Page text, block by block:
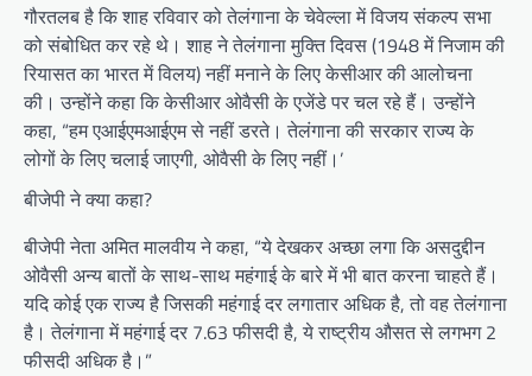
गौरतलब है कि शाह रविवार को तेलंगाना के चेवेल्ला में विजय संकल्प सभा
को संबोधित कर रहे थे। शाह ने तेलंगाना मुक्ति दिवस (1948 में निजाम की
रियासत का भारत में विलय) नहीं मनाने के लिए केसीआर की आलोचना
की। उन्होंने कहा कि केसीआर ओवैसी के एजेंडे पर चल रहे हैं। उन्होंने
कहा, “हम एआईएमआईएम से नहीं डरते। तेलंगाना की सरकार राज्य के
लोगों के लिए चलाई जाएगी, ओवैसी के लिए नहीं।’
बीजेपी ने क्या कहा?
बीजेपी नेता अमित मालवीय ने कहा, “ये देखकर अच्छा लगा कि असदुद्दीन
ओवैसी अन्य बातों के साथ-साथ महंगाई के बारे में भी बात करना चाहते हैं।
यदि कोई एक राज्य है जिसकी महंगाई दर लगातार अधिक है, तो वह तेलंगाना
है। तेलंगाना में महंगाई दर 7.63 फीसदी है, ये राष्ट्रीय औसत से लगभग 2
फीसदी अधिक है।”